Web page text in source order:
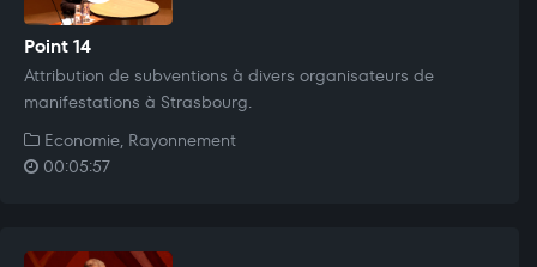
Point 14
Attribution de subventions à divers organisateurs de
manifestations à Strasbourg.
Economie, Rayonnement
00:05:57